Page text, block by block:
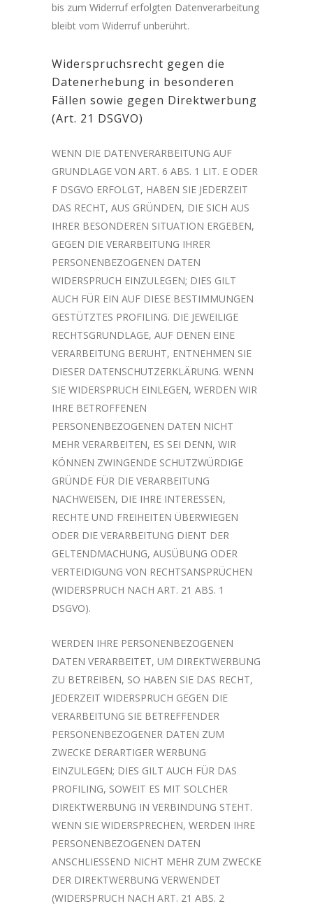
bis zum Widerruf erfolgten Datenverarbeitung
bleibt vom Widerruf unberührt.
Widerspruchsrecht gegen die
Datenerhebung in besonderen
Fällen sowie gegen Direktwerbung
(Art. 21 DSGVO)
WENN DIE DATENVERARBEITUNG AUF
GRUNDLAGE VON ART. 6 ABS. 1 LIT. E ODER
F DSGVO ERFOLGT, HABEN SIE JEDERZEIT
DAS RECHT, AUS GRÜNDEN, DIE SICH AUS
IHRER BESONDEREN SITUATION ERGEBEN,
GEGEN DIE VERARBEITUNG IHRER
PERSONENBEZOGENEN DATEN
WIDERSPRUCH EINZULEGEN; DIES GILT
AUCH FÜR EIN AUF DIESE BESTIMMUNGEN
GESTÜTZTES PROFILING. DIE JEWEILIGE
RECHTSGRUNDLAGE, AUF DENEN EINE
VERARBEITUNG BERUHT, ENTNEHMEN SIE
DIESER DATENSCHUTZERKLÄRUNG. WENN
SIE WIDERSPRUCH EINLEGEN, WERDEN WIR
IHRE BETROFFENEN
PERSONENBEZOGENEN DATEN NICHT
MEHR VERARBEITEN, ES SEI DENN, WIR
KÖNNEN ZWINGENDE SCHUTZWÜRDIGE
GRÜNDE FÜR DIE VERARBEITUNG
NACHWEISEN, DIE IHRE INTERESSEN,
RECHTE UND FREIHEITEN ÜBERWIEGEN
ODER DIE VERARBEITUNG DIENT DER
GELTENDMACHUNG, AUSÜBUNG ODER
VERTEIDIGUNG VON RECHTSANSPRÜCHEN
(WIDERSPRUCH NACH ART. 21 ABS. 1
DSGVO).
WERDEN IHRE PERSONENBEZOGENEN
DATEN VERARBEITET, UM DIREKTWERBUNG
ZU BETREIBEN, SO HABEN SIE DAS RECHT,
JEDERZEIT WIDERSPRUCH GEGEN DIE
VERARBEITUNG SIE BETREFFENDER
PERSONENBEZOGENER DATEN ZUM
ZWECKE DERARTIGER WERBUNG
EINZULEGEN; DIES GILT AUCH FÜR DAS
PROFILING, SOWEIT ES MIT SOLCHER
DIREKTWERBUNG IN VERBINDUNG STEHT.
WENN SIE WIDERSPRECHEN, WERDEN IHRE
PERSONENBEZOGENEN DATEN
ANSCHLIESSEND NICHT MEHR ZUM ZWECKE
DER DIREKTWERBUNG VERWENDET
(WIDERSPRUCH NACH ART. 21 ABS. 2